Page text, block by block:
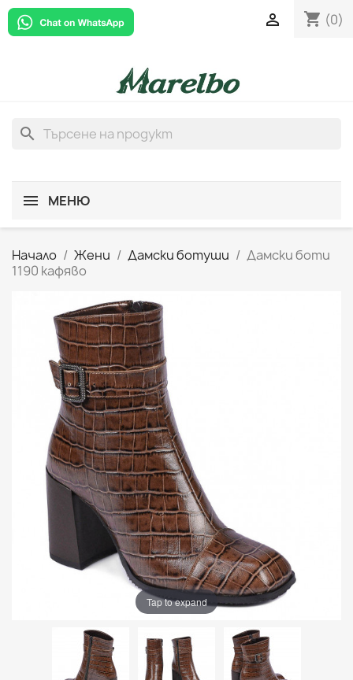
shopping_cart (0)

search
МЕНЮ
Начало Жени Дамски ботуши
Дамски боти
1190 кафяво
Tap to expand